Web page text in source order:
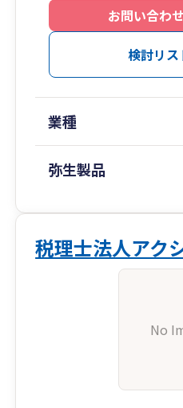
お問い合わせ
検討リス
業種
弥生製品
税理士法人アク
No